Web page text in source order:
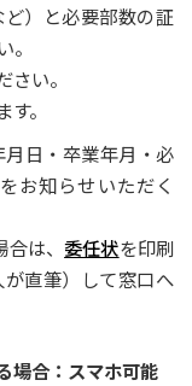
）と必要部数の証
さい。
。
日・卒業年月・必
お知らせいただく
合は、委任状を印刷
直筆）して窓口へ
場合：スマホ可能